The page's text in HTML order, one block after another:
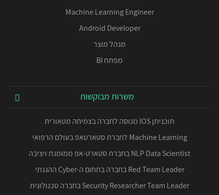
Machine Learning Engineer
Android Developer
מנהל מוצר
מפתח BI
משרות מבוקשות
תוכניתן IOS מנוסה לחברה בצמיחה מטאורית
Machine Learning לחברת סטארטאפ בעולם הרפואי
NLP Data Scientist בחברת סטארט-אפ ממומנת ויציבה
Red Team Leader בחברה בתחום ה-Cyber ההגנתי
Security Researcher Team Leader בחברה טכנולוגית